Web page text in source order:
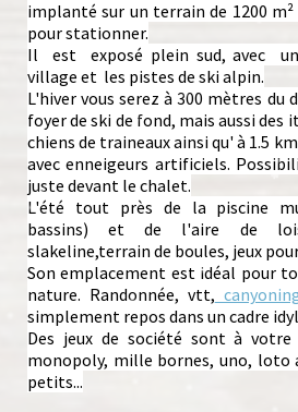
implanté sur un terrain de 1200
pour stationner.
Il est exposé plein sud, avec
village et les pistes de ski alpin.
L'hiver vous serez à 300 mètres du
foyer de ski de fond, mais aussi
chiens de traineaux ainsi qu' à 1.5
avec enneigeurs artificiels.
juste devant le chalet.
L'été tout près de la piscine
bassins) et de l'aire de
slakeline,terrain de boules, jeux
Son emplacement est idéal pour
nature. Randonnée, vtt,
simplement repos dans un cadre
Des jeux de société sont à votre
monopoly, mille bornes, uno, loto
petits...